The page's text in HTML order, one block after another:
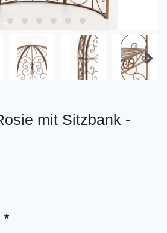
mit Sitzbank -
*